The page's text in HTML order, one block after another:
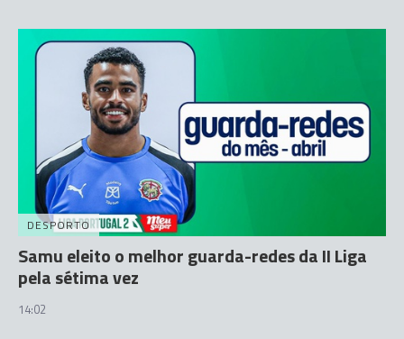
DESPORTO
Samu eleito o melhor guarda-redes da II Liga
pela sétima vez
14:02